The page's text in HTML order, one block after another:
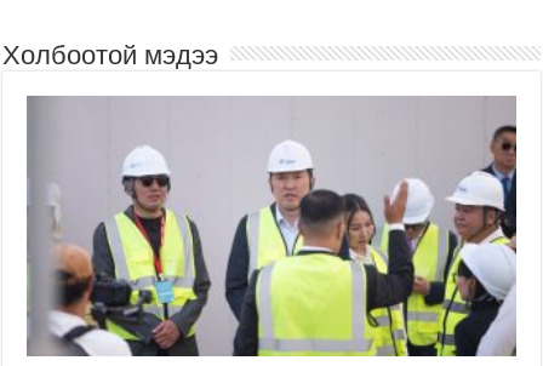
Холбоотой мэдээ